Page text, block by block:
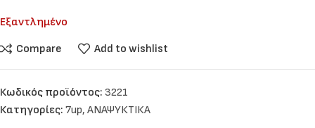
Εξαντλημένο
Compare
Add to wishlist
Κωδικός προϊόντος: 3221
Κατηγορίες: 7up, ΑΝΑΨΥΚΤΙΚΑ